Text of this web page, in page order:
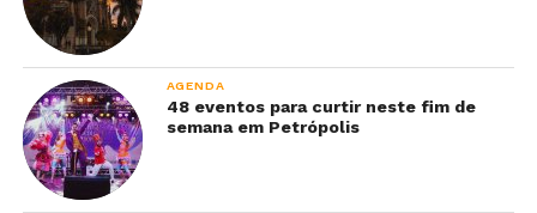
AGENDA
48 eventos para curtir neste fim de
semana em Petrópolis